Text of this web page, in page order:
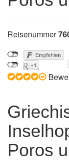
Reisenummer
Poros